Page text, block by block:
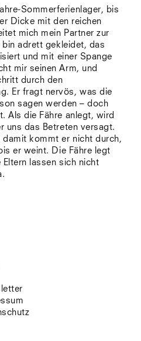
Lio
Lissabon
NYC
Paris
Sonnenbühl
Straßburg
Stuttgart
Südtirol
Sylt
Vellexon
Venedig
Zürich
Offenes Buch
Sommerferienlager, bis
Dicke mit den reichen
mich mein Partner zur
adrett gekleidet, das
und mit einer Spange
mir seinen Arm, und
durch den
Er fragt nervös, was die
sagen werden – doch
Als die Fähre anlegt, wird
uns das Betreten versagt.
kommt er nicht durch,
er weint. Die Fähre legt
lassen sich nicht